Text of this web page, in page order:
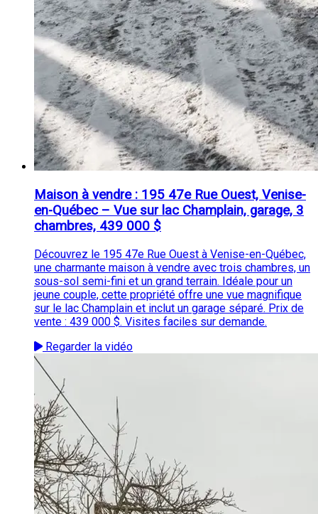
Maison à vendre : 195 47e Rue Ouest, Venise-
en-Québec – Vue sur lac Champlain, garage, 3
chambres, 439 000 $
Découvrez le 195 47e Rue Ouest à Venise-en-Québec,
une charmante maison à vendre avec trois chambres, un
sous-sol semi-fini et un grand terrain. Idéale pour un
jeune couple, cette propriété offre une vue magnifique
sur le lac Champlain et inclut un garage séparé. Prix de
vente : 439 000 $. Visites faciles sur demande.
Regarder la vidéo